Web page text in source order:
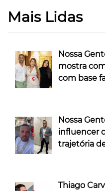
Mais Lidas
Nossa
mostra
com base
Nossa
influencer
trajetória
Thiago